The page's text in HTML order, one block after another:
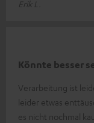
Erik L.
Könnte besser
Verarbeitung ist
leider etwas
es nicht nochmal